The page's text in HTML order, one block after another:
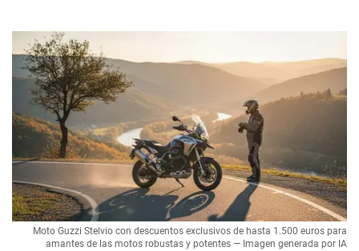
Moto Guzzi Stelvio con descuentos exclusivos de hasta 1.500 euros para
amantes de las motos robustas y potentes — Imagen generada por IA